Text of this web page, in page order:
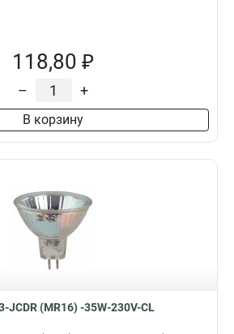
118,80 ₽
– +
В корзину
JCDR (MR16) -35W-230V-CL